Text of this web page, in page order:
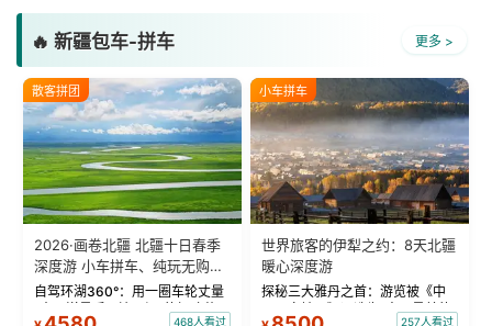
🔥 新疆包车-拼车 更多 >
散客拼团
2026·画卷北疆 北疆十日春季
深度游 小车拼车、纯玩无购
物！
自驾环湖360°：用一圈车轮丈量
“大西洋最后一滴眼泪”的极致蔚
468人看过
小车拼车
世界旅客的伊犁之约：8天北疆
暖心深度游
探秘三大雅丹之首：游览被《中
国国家地理》评选为“中国最美的
257人看过